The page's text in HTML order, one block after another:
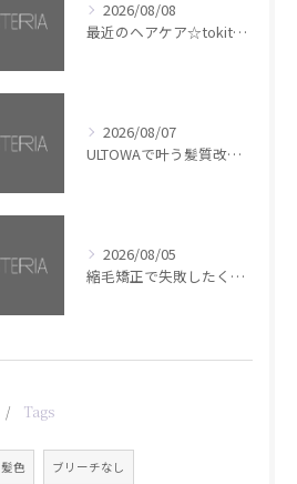
2026/08/08
最近のヘアケア☆tokita【銀座・美容室WISTERIA】
2026/08/07
ULTOWAで叶う髪質改善美髪カラー【銀座・美容室WISTERIA】
2026/08/05
縮毛矯正で失敗したくない方へ【銀座・美容室WISTERIA】
Tags
髪色 ブリーチなし